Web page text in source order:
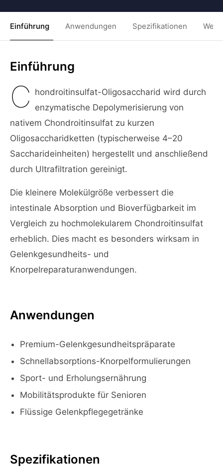
Einführung Anwendungen Spezifikationen
Einführung
C hondroitinsulfat-Oligosaccharid wird durch
enzymatische Depolymerisierung von
nativem Chondroitinsulfat zu kurzen
Oligosaccharidketten (typischerweise 4–20
Saccharideinheiten) hergestellt und anschließend
durch Ultrafiltration gereinigt.
Die kleinere Molekülgröße verbessert die
intestinale Absorption und Bioverfügbarkeit im
Vergleich zu hochmolekularem Chondroitinsulfat
erheblich. Dies macht es besonders wirksam in
Gelenkgesundheits- und
Knorpelreparaturanwendungen.
Anwendungen
Premium-Gelenkgesundheitspräparate
Schnellabsorptions-Knorpelformulierungen
Sport- und Erholungsernährung
Mobilitätsprodukte für Senioren
Flüssige Gelenkpflegegetränke
Spezifikationen